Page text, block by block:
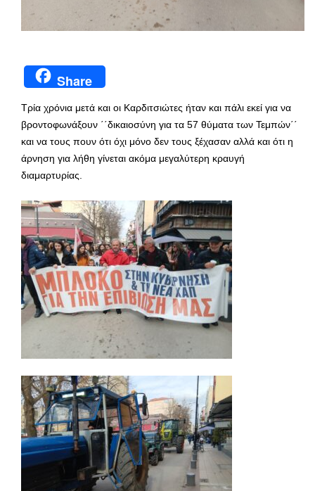
Share
Τρία χρόνια μετά και οι Καρδιτσιώτες ήταν και πάλι εκεί για να
βροντοφωνάξουν ΄΄δικαιοσύνη για τα 57 θύματα των Τεμπών΄΄
και να τους πουν ότι όχι μόνο δεν τους ξέχασαν αλλά και ότι η
άρνηση για λήθη γίνεται ακόμα μεγαλύτερη κραυγή
διαμαρτυρίας.